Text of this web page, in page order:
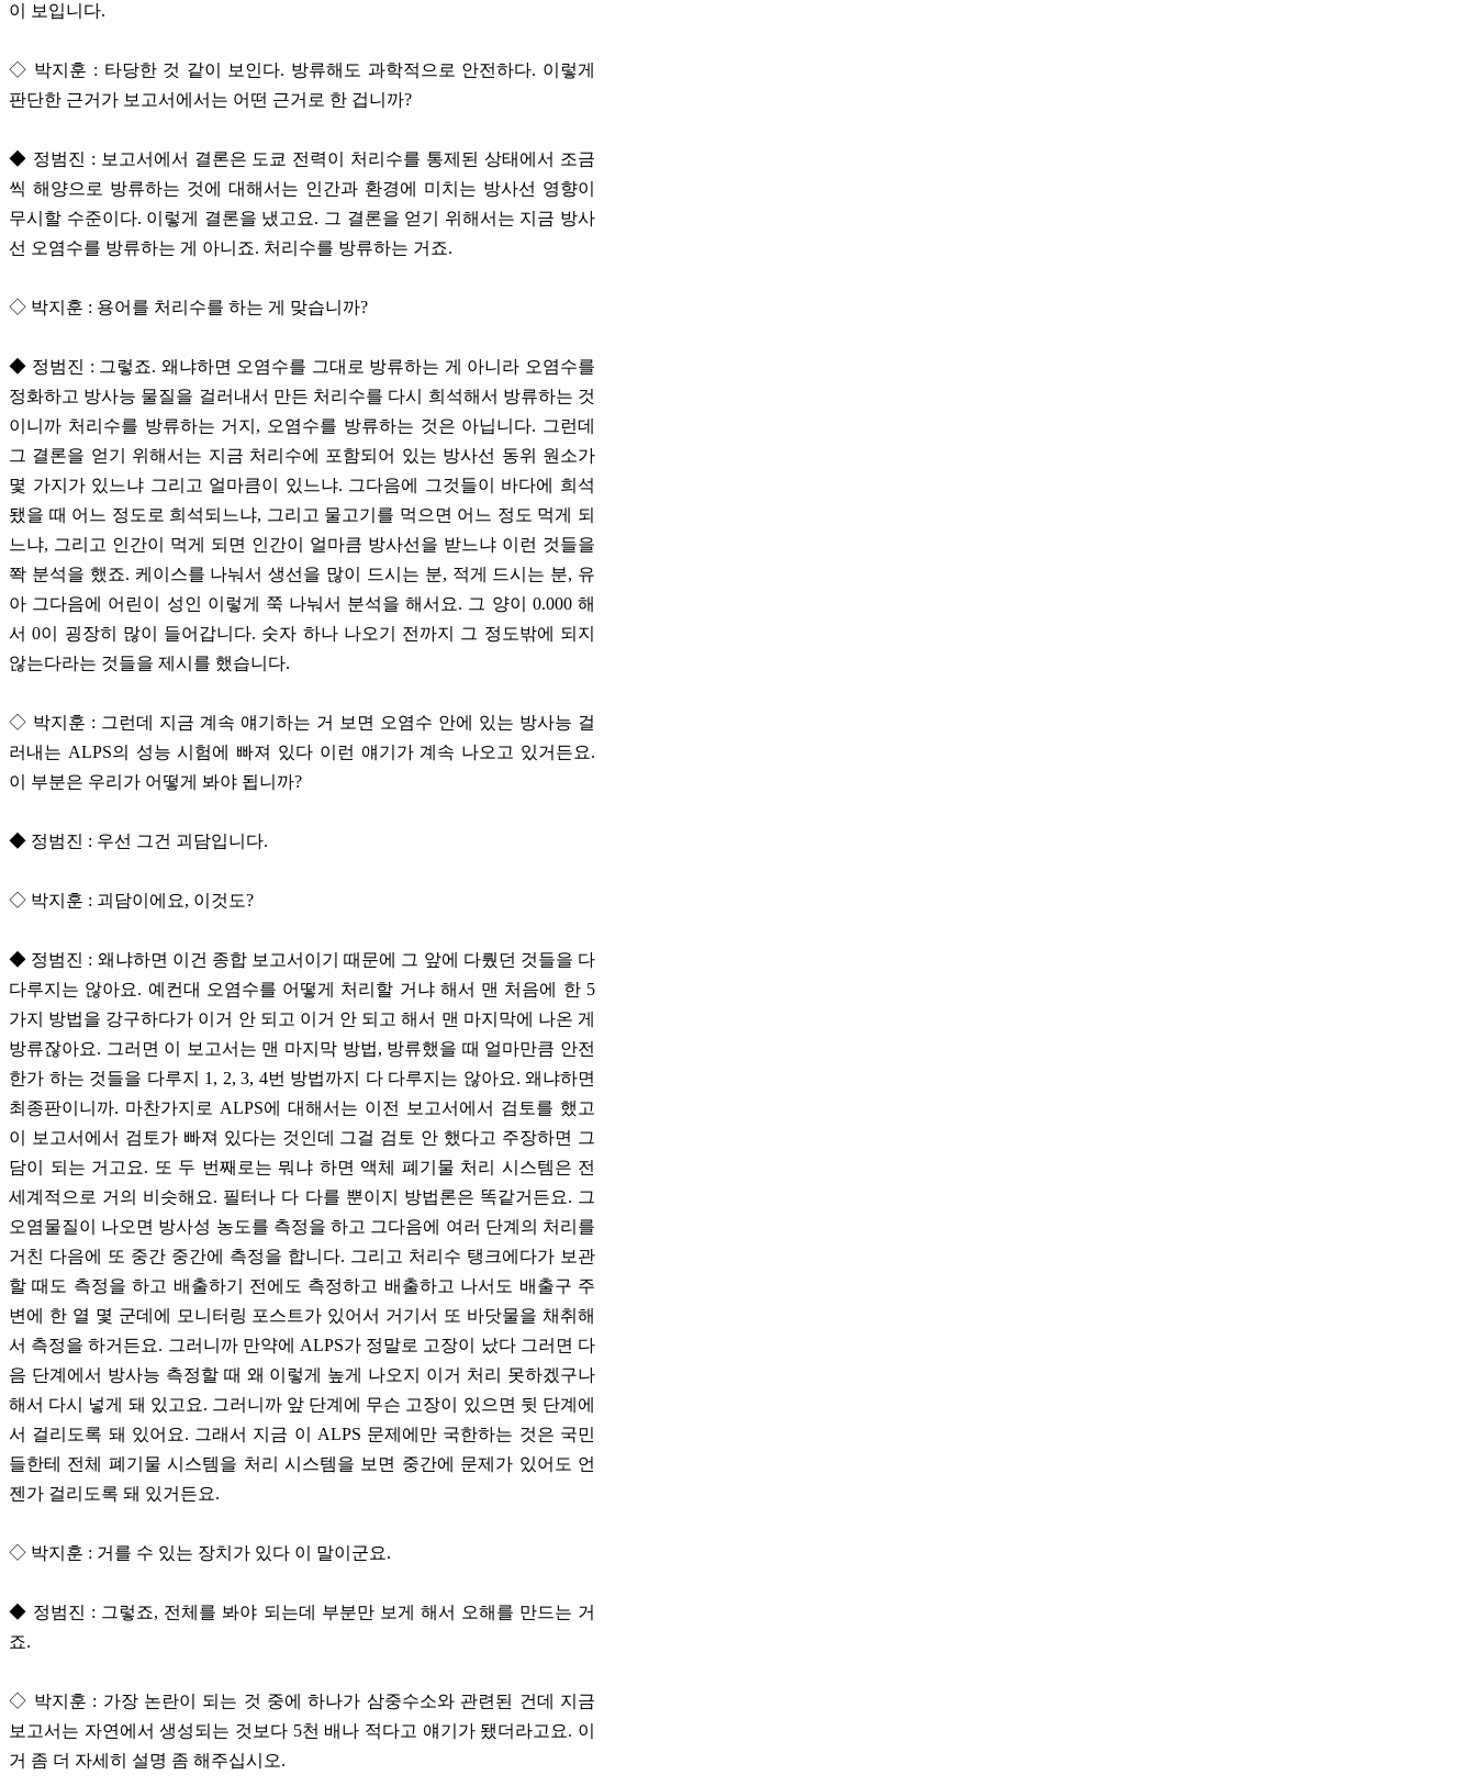
이 보입니다.
◇ 박지훈 : 타당한 것 같이 보인다. 방류해도 과학적으로 안전하다. 이렇게
판단한 근거가 보고서에서는 어떤 근거로 한 겁니까?
◆ 정범진 : 보고서에서 결론은 도쿄 전력이 처리수를 통제된 상태에서 조금
씩 해양으로 방류하는 것에 대해서는 인간과 환경에 미치는 방사선 영향이
무시할 수준이다. 이렇게 결론을 냈고요. 그 결론을 얻기 위해서는 지금 방사
선 오염수를 방류하는 게 아니죠. 처리수를 방류하는 거죠.
◇ 박지훈 : 용어를 처리수를 하는 게 맞습니까?
◆ 정범진 : 그렇죠. 왜냐하면 오염수를 그대로 방류하는 게 아니라 오염수를
정화하고 방사능 물질을 걸러내서 만든 처리수를 다시 희석해서 방류하는 것
이니까 처리수를 방류하는 거지, 오염수를 방류하는 것은 아닙니다. 그런데
그 결론을 얻기 위해서는 지금 처리수에 포함되어 있는 방사선 동위 원소가
몇 가지가 있느냐 그리고 얼마큼이 있느냐. 그다음에 그것들이 바다에 희석
됐을 때 어느 정도로 희석되느냐, 그리고 물고기를 먹으면 어느 정도 먹게 되
느냐, 그리고 인간이 먹게 되면 인간이 얼마큼 방사선을 받느냐 이런 것들을
쫙 분석을 했죠. 케이스를 나눠서 생선을 많이 드시는 분, 적게 드시는 분, 유
아 그다음에 어린이 성인 이렇게 쭉 나눠서 분석을 해서요. 그 양이 0.000 해
서 0이 굉장히 많이 들어갑니다. 숫자 하나 나오기 전까지 그 정도밖에 되지
않는다라는 것들을 제시를 했습니다.
◇ 박지훈 : 그런데 지금 계속 얘기하는 거 보면 오염수 안에 있는 방사능 걸
러내는 ALPS의 성능 시험에 빠져 있다 이런 얘기가 계속 나오고 있거든요.
이 부분은 우리가 어떻게 봐야 됩니까?
◆ 정범진 : 우선 그건 괴담입니다.
◇ 박지훈 : 괴담이에요, 이것도?
◆ 정범진 : 왜냐하면 이건 종합 보고서이기 때문에 그 앞에 다뤘던 것들을 다
다루지는 않아요. 예컨대 오염수를 어떻게 처리할 거냐 해서 맨 처음에 한 5
가지 방법을 강구하다가 이거 안 되고 이거 안 되고 해서 맨 마지막에 나온 게
방류잖아요. 그러면 이 보고서는 맨 마지막 방법, 방류했을 때 얼마만큼 안전
한가 하는 것들을 다루지 1, 2, 3, 4번 방법까지 다 다루지는 않아요. 왜냐하면
최종판이니까. 마찬가지로 ALPS에 대해서는 이전 보고서에서 검토를 했고
이 보고서에서 검토가 빠져 있다는 것인데 그걸 검토 안 했다고 주장하면 그
담이 되는 거고요. 또 두 번째로는 뭐냐 하면 액체 폐기물 처리 시스템은 전
세계적으로 거의 비슷해요. 필터나 다 다를 뿐이지 방법론은 똑같거든요. 그
오염물질이 나오면 방사성 농도를 측정을 하고 그다음에 여러 단계의 처리를
거친 다음에 또 중간 중간에 측정을 합니다. 그리고 처리수 탱크에다가 보관
할 때도 측정을 하고 배출하기 전에도 측정하고 배출하고 나서도 배출구 주
변에 한 열 몇 군데에 모니터링 포스트가 있어서 거기서 또 바닷물을 채취해
서 측정을 하거든요. 그러니까 만약에 ALPS가 정말로 고장이 났다 그러면 다
음 단계에서 방사능 측정할 때 왜 이렇게 높게 나오지 이거 처리 못하겠구나
해서 다시 넣게 돼 있고요. 그러니까 앞 단계에 무슨 고장이 있으면 뒷 단계에
서 걸리도록 돼 있어요. 그래서 지금 이 ALPS 문제에만 국한하는 것은 국민
들한테 전체 폐기물 시스템을 처리 시스템을 보면 중간에 문제가 있어도 언
젠가 걸리도록 돼 있거든요.
◇ 박지훈 : 거를 수 있는 장치가 있다 이 말이군요.
◆ 정범진 : 그렇죠, 전체를 봐야 되는데 부분만 보게 해서 오해를 만드는 거
죠.
◇ 박지훈 : 가장 논란이 되는 것 중에 하나가 삼중수소와 관련된 건데 지금
보고서는 자연에서 생성되는 것보다 5천 배나 적다고 얘기가 됐더라고요. 이
거 좀 더 자세히 설명 좀 해주십시오.